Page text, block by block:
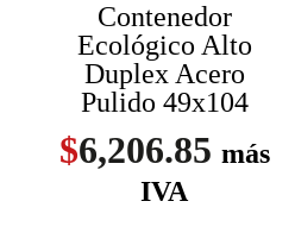
Contenedor
Ecológico Alto
Duplex Acero
Pulido 49x104
$6,206.85 más
IVA